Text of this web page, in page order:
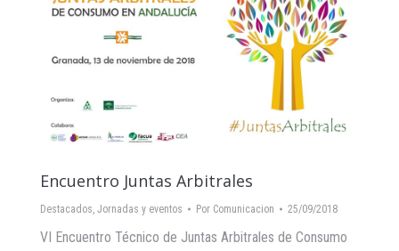
Encuentro Juntas Arbitrales
Destacados, Jornadas y eventos Por Comunicacion 25/09/2018
VI Encuentro Técnico de Juntas Arbitrales de Consumo